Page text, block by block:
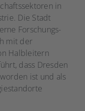
in
Die Stadt
Forschungs-
mit der
Halbleitern
dass Dresden
ist und als